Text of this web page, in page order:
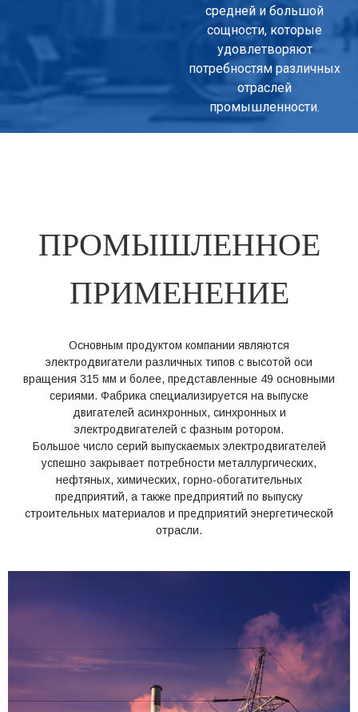
средней и большой
сощности, которые
удовлетворяют
потребностям различных
отраслей
промышленности.
ПРОМЫШЛЕННОЕ
ПРИМЕНЕНИЕ
Основным продуктом компании являются
электродвигатели различных типов с высотой оси
вращения 315 мм и более, представленные 49 основными
сериями. Фабрика специализируется на выпуске
двигателей асинхронных, синхронных и
электродвигателей с фазным ротором.
Большое число серий выпускаемых электродвигателей
успешно закрывает потребности металлургических,
нефтяных, химических, горно-обогатительных
предприятий, а также предприятий по выпуску
строительных материалов и предприятий энергетической
отрасли.